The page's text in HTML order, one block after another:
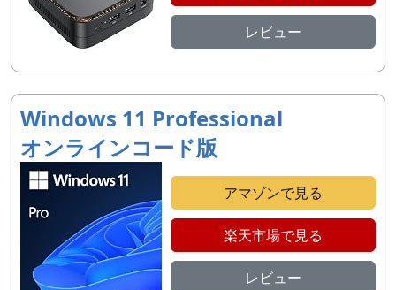
レビュー
Windows 11 Professional
オンラインコード版
アマゾンで見る
楽天市場で見る
レビュー